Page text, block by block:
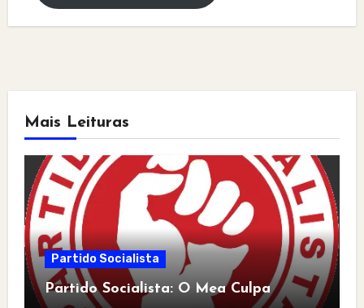
Mais Leituras
Partido Socialista
Partido Socialista: O Mea Culpa